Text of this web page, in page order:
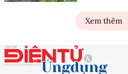
Xem thêm